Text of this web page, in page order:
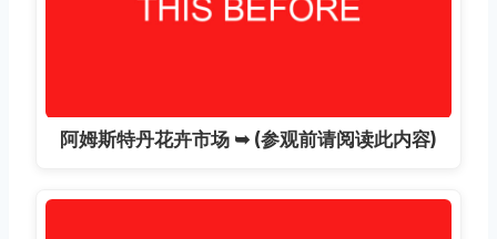
阿姆斯特丹花卉市场 ➥ (参观前请阅读此内容)